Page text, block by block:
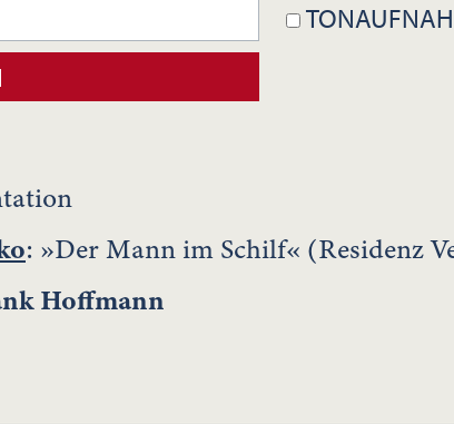
: »Der Mann im Schilf« (Residenz
Hoffmann